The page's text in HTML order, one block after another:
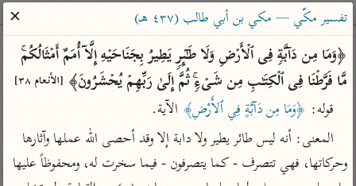
ساهم معنا في نشر القرآن والعلم الشرعي
الباحث القرآني
بحث تفسير علوم مصاحف معاجم
Type 2 or more characters for results.
تفسير مكّي — مكي بن أبي طالب (٤٣٧ هـ)
✕
مَّا فَرَّطۡنَا فِی ٱلۡكِتَـٰبِ مِن شَیۡءࣲۚ ثُمَّ إِلَىٰ رَبِّهِمۡ یُحۡشَرُونَ﴾ [الأنعام ٣٨]
قوله: ﴿وَمَا مِن دَآبَّةٍ فِي ٱلأَرْضِ﴾ الآية.